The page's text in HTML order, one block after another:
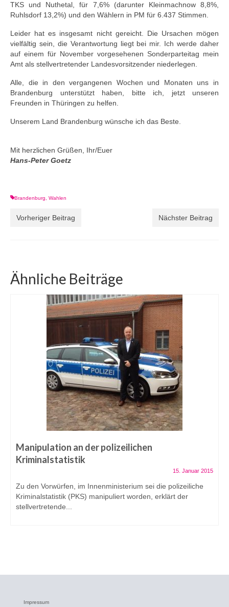
TKS und Nuthetal, für 7,6% (darunter Kleinmachnow 8,8%,
Ruhlsdorf 13,2%) und den Wählern in PM für 6.437 Stimmen.
Leider hat es insgesamt nicht gereicht. Die Ursachen mögen
vielfältig sein, die Verantwortung liegt bei mir. Ich werde daher
auf einem für November vorgesehenen Sonderparteitag mein
Amt als stellvertretender Landesvorsitzender niederlegen.
Alle, die in den vergangenen Wochen und Monaten uns in
Brandenburg unterstützt haben, bitte ich, jetzt unseren
Freunden in Thüringen zu helfen.
Unserem Land Brandenburg wünsche ich das Beste.
Mit herzlichen Grüßen, Ihr/Euer
Hans-Peter Goetz
Brandenburg Wahlen
Vorheriger Beitrag Nächster Beitrag
Ähnliche Beiträge
Manipulation an der polizeilichen
Kriminalstatistik
15. Januar 2015
Zu den Vorwürfen, im Innenministerium sei die polizeiliche
Kriminalstatistik (PKS) manipuliert worden, erklärt der
stellvertretende...
Impressum